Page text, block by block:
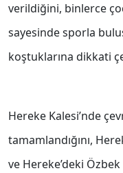
verildiğini, binlerce
sayesinde sporla
koştuklarına dikkati
Hereke Kalesi’nde
tamamlandığını,
ve Hereke’deki Özbek